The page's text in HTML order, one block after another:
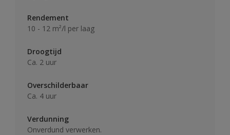
Rendement
10 - 12 m²/l per laag
Droogtijd
Ca. 2 uur
Overschilderbaar
Ca. 4 uur
Verdunning
Onverdund verwerken.